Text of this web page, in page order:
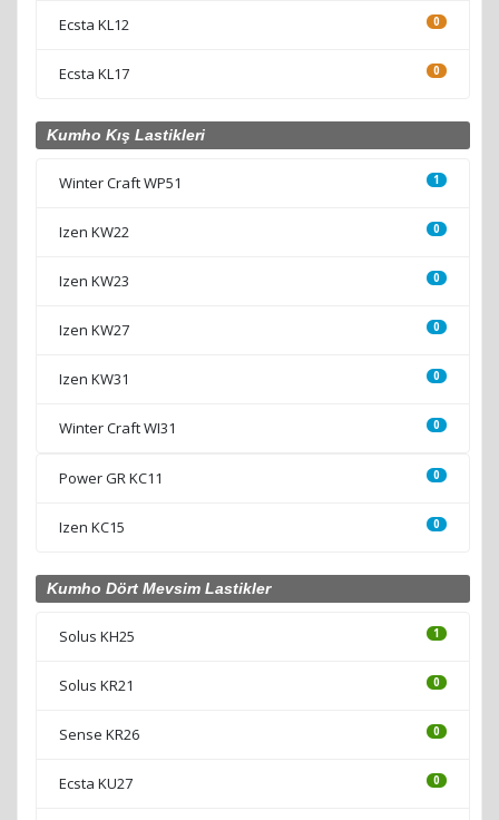
Ecsta KL12 0
Ecsta KL17 0
Kumho Kış Lastikleri
Winter Craft WP51 1
Izen KW22 0
Izen KW23 0
Izen KW27 0
Izen KW31 0
Winter Craft WI31 0
Power GR KC11 0
Izen KC15 0
Kumho Dört Mevsim Lastikler
Solus KH25 1
Solus KR21 0
Sense KR26 0
Ecsta KU27 0